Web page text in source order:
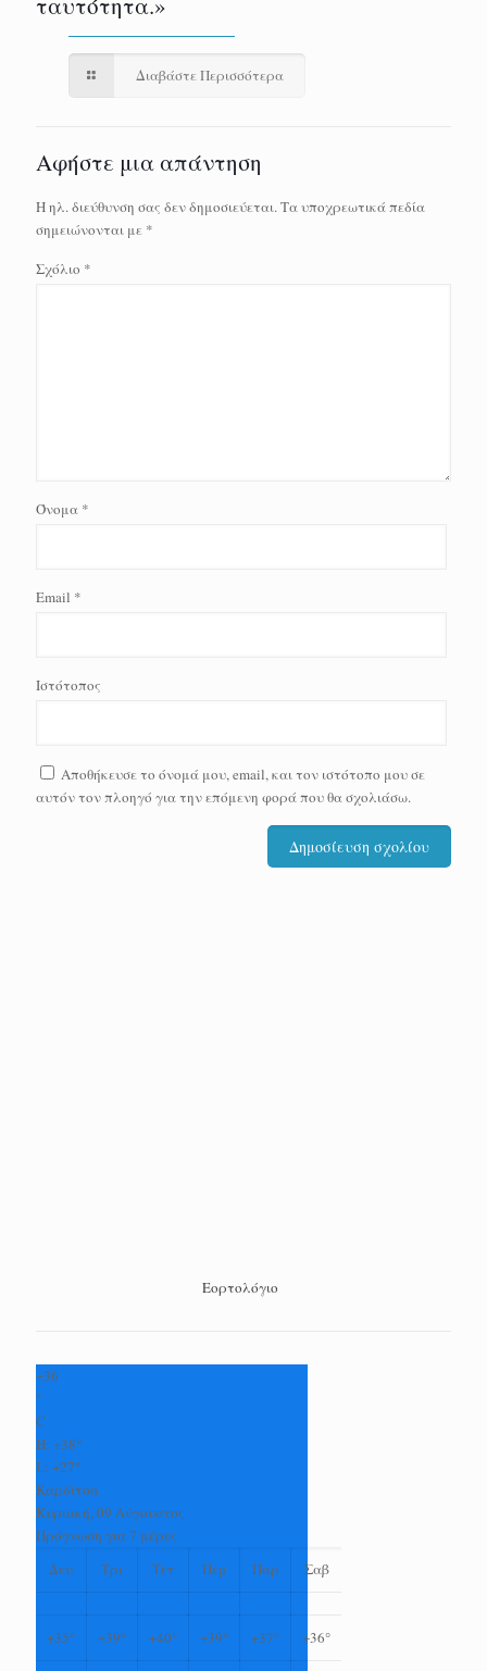
Διαβάστε Περισσότερα
Αφήστε μια απάντηση
Η ηλ. διεύθυνση σας δεν δημοσιεύεται. Τα υποχρεωτικά πεδία
σημειώνονται με *
Σχόλιο *
Όνομα *
Email *
Ιστότοπος
Αποθήκευσε το όνομά μου, email, και τον ιστότοπο μου σε
αυτόν τον πλοηγό για την επόμενη φορά που θα σχολιάσω.
Εορτολόγιο
+36
°
C
H: +38°
L: +27°
Καρδίτσα
Κυριακή, 09 Αύγουστος
Πρόγνωση για 7 μέρες
Δευ
Τρι Τετ Πεμ Παρ Σαβ
+35° +39° +40° +39° +37° +36°